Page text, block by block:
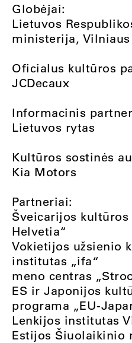
Globėjai:
Lietuvos
ministerija,
Oficialus kultūros
JCDecaux
Informacinis
Lietuvos rytas
Kultūros sostinės
Kia Motors
Partneriai:
Šveicarijos kultūros
Helvetia“
Vokietijos užsienio
institutas „ifa“
meno centras
ES ir Japonijos
programa „EU-
Lenkijos institutas
Estijos Šiuolaikinio